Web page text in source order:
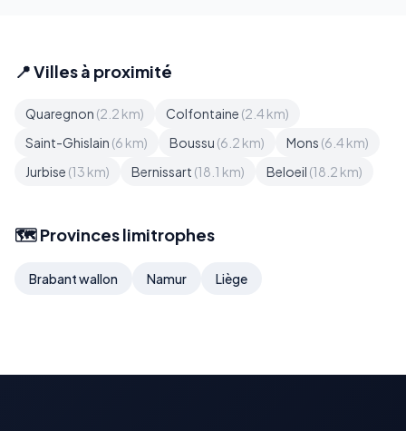
📍 Villes à proximité
Quaregnon (2.2 km) Colfontaine (2.4 km)
Saint-Ghislain (6 km) Boussu (6.2 km) Mons (6.4 km)
Jurbise (13 km) Bernissart (18.1 km) Beloeil (18.2 km)
🗺️ Provinces limitrophes
Brabant wallon Namur Liège